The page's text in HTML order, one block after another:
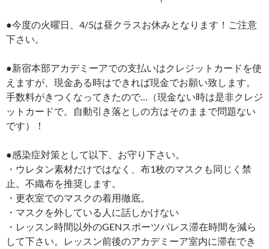
●今度の火曜日、4/5は昼クラスお休みとなります！ご注意
下さい。
●新宿本部アカデミーアでの支払いはクレジットカードを使
えますが、現金ある時はできれば現金でお願い致します。
手数料がきつくなってきたので…（現金ない時は是非クレジ
ットカードで。自動引き落としの方はそのままで問題ない
です）！
●感染症対策として以下、お守り下さい。
・ウレタン素材だけではなく、布1枚のマスクも同じく禁
止。不織布を推奨します。
・更衣室でのマスクの着用徹底。
・マスクを外している人に話しかけない
・レッスン時間以外のGENスポーツパレス滞在時間を減ら
して下さい。レッスン前後のアカデミーア室内に滞在でき